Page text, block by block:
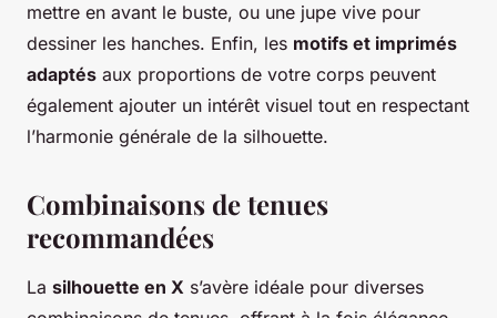
mettre en avant le buste, ou une jupe vive pour
dessiner les hanches. Enfin, les motifs et imprimés
adaptés aux proportions de votre corps peuvent
également ajouter un intérêt visuel tout en respectant
l’harmonie générale de la silhouette.
Combinaisons de tenues
recommandées
La silhouette en X s’avère idéale pour diverses